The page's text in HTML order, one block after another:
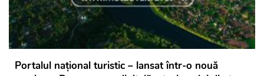
Portalul național turistic – lansat într-o nouă